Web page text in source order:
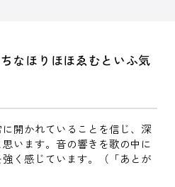
なほりほほゑむといふ気
開かれていることを信じ、深
います。音の響きを歌の中に
く感じています。（「あとが